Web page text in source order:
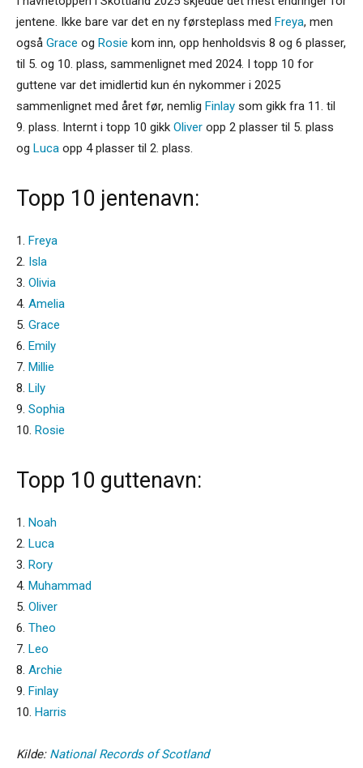
jentene. Ikke bare var det en ny førsteplass med Freya, men
også Grace og Rosie kom inn, opp henholdsvis 8 og 6 plasser,
til 5. og 10. plass, sammenlignet med 2024. I topp 10 for
guttene var det imidlertid kun én nykommer i 2025
sammenlignet med året før, nemlig Finlay som gikk fra 11. til
9. plass. Internt i topp 10 gikk Oliver opp 2 plasser til 5. plass
og Luca opp 4 plasser til 2. plass.
Topp 10 jentenavn:
1. Freya
2. Isla
3. Olivia
4. Amelia
5. Grace
6. Emily
7. Millie
8. Lily
9. Sophia
10. Rosie
Topp 10 guttenavn:
1. Noah
2. Luca
3. Rory
4. Muhammad
5. Oliver
6. Theo
7. Leo
8. Archie
9. Finlay
10. Harris
Kilde: National Records of Scotland